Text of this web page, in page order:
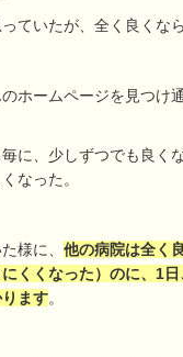
ていたが、全く良くな
ホームページを見つけ
に、少しずつでも良く
なった。
た様に、他の病院は全く
くくなった）のに、 1日
ます。